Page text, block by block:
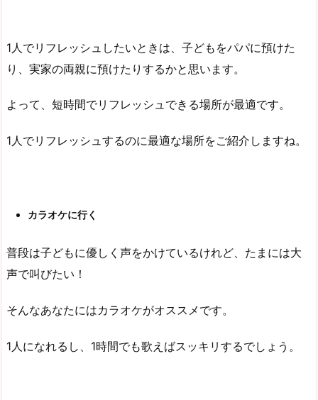
1人でリフレッシュしたいときは、子どもをパパに預けた
り、実家の両親に預けたりするかと思います。
よって、短時間でリフレッシュできる場所が最適です。
1人でリフレッシュするのに最適な場所をご紹介しますね。
カラオケに行く
普段は子どもに優しく声をかけているけれど、たまには大
声で叫びたい！
そんなあなたにはカラオケがオススメです。
1人になれるし、1時間でも歌えばスッキリするでしょう。